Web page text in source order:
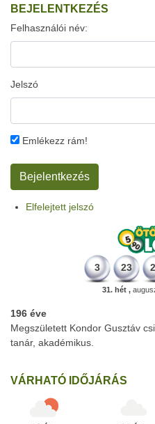
BEJELENTKEZÉS
Felhasználói név:
Jelszó
Emlékezz rám!
Elfelejtett jelszó
3 23
31. hét ,
196 éve
Megszületett Kondor Gusztáv
tanár, akadémikus.
VÁRHATÓ IDŐJÁRÁS